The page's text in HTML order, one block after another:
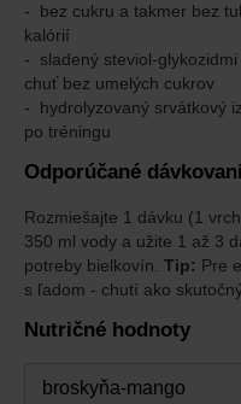
bez cukru a takmer bez
kalórií
sladený steviol-
chuť bez umelých cukrov
hydrolyzovaný srvátkový
po tréningu
Odporúčané
Rozmiešajte 1 dávku (1
350 ml vody a užite 1 až 3
potreby bielkovín. Tip: Pre
s ľadom - chutí ako
Nutričné hodnoty